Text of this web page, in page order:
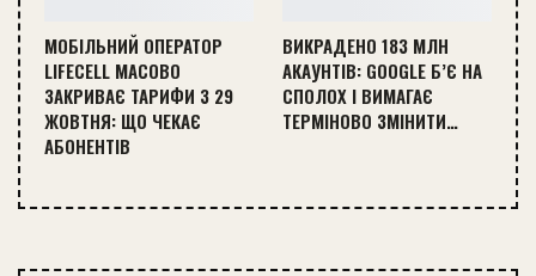
МОБІЛЬНИЙ ОПЕРАТОР
LIFECELL МАСОВО
ЗАКРИВАЄ ТАРИФИ З 29
ЖОВТНЯ: ЩО ЧЕКАЄ
АБОНЕНТІВ
ВИКРАДЕНО 183 МЛН
АКАУНТІВ: GOOGLE Б’Є НА
СПОЛОХ І ВИМАГАЄ
ТЕРМІНОВО ЗМІНИТИ…